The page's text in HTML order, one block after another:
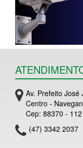
Av. Prefeito José
Centro -
Cep: 88370 - 112
(47) 3342 2037